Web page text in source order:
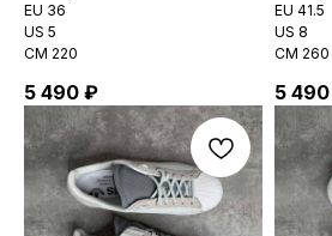
EU 36
US 5
CМ 220
5 490 ₽
EU 41.5
US 8
CМ 260
5 490